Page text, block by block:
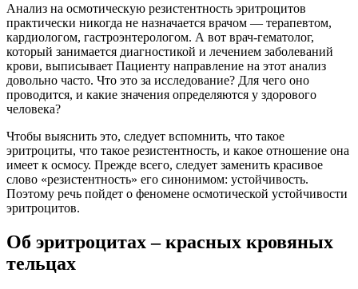
Анализ на осмотическую резистентность эритроцитов
практически никогда не назначается врачом — терапевтом,
кардиологом, гастроэнтерологом. А вот врач-гематолог,
который занимается диагностикой и лечением заболеваний
крови, выписывает Пациенту направление на этот анализ
довольно часто. Что это за исследование? Для чего оно
проводится, и какие значения определяются у здорового
человека?
Чтобы выяснить это, следует вспомнить, что такое
эритроциты, что такое резистентность, и какое отношение она
имеет к осмосу. Прежде всего, следует заменить красивое
слово «резистентность» его синонимом: устойчивость.
Поэтому речь пойдет о феномене осмотической устойчивости
эритроцитов.
Об эритроцитах – красных кровяных
тельцах